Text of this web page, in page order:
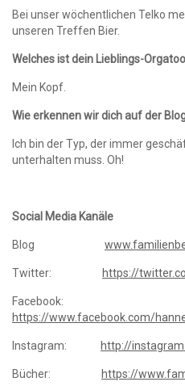
Bei unser wöchentlichen Telko
unseren Treffen Bier.
Welches ist dein Lieblings-
Mein Kopf.
Wie erkennen wir dich auf der
Ich bin der Typ, der immer
unterhalten muss. Oh!
Social Media Kanäle
Blog
Twitter: https://
Facebook:
https://www.facebook.com/
Instagram: http://
Bücher: https://